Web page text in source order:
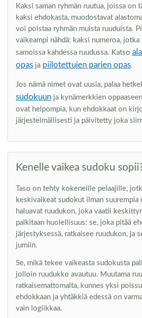
Kaksi saman ryhmän ruutua, joissa on
kaksi ehdokasta, muodostavat
voi poistaa ryhmän muista ruuduista.
vaikeampi nähdä: kaksi numeroa,
samoissa kahdessa ruudussa. Katso
opas ja piilotettujen parien opas.
Jos nämä nimet ovat uusia, palaa
sudokuun ja kynämerkkien
ovat helpompia, kun ehdokkaat on
järjestelmällisesti ja päivitetty joka
Kenelle vaikea sudoku
Taso on tehty kokeneille pelaajille,
keskivaikeat sudokut ilman suurempia
haluavat ruudukon, joka vaatii
palkitaan huolellisuus: se, joka pitää
järjestyksessä, ratkaisee ruudukon, ja
jumiin.
Se, mikä tekee vaikeasta sudokusta
jolloin ruudukko avautuu. Muutama
ratkaisemattomalta, kunnes yksi
ehdokkaan ja yhtäkkiä edessä on
vain logiikkaa.